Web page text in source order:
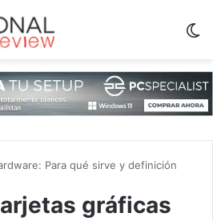
Para qué sirve y definición
gráficas